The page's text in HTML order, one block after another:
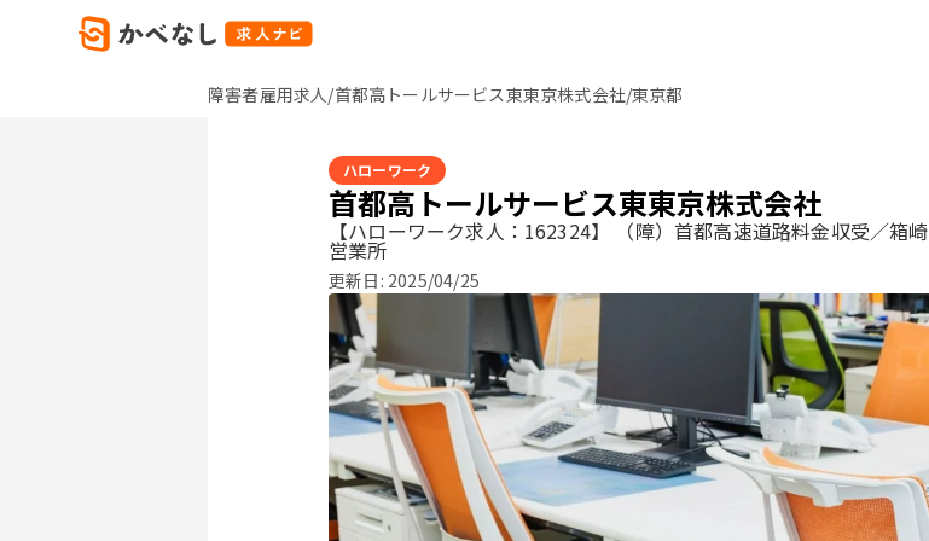
障害者雇用求人/首都高トールサービス東東京株式会社/東京都
ハローワーク
首都高トールサービス東東京株式会社
【ハローワーク求人：162324】 （障）首都高速道路料金収受／箱崎
営業所
更新日: 2025/04/25